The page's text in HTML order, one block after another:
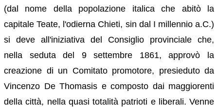
(dal nome della popolazione italica che abitò la
capitale Teate, l'odierna Chieti, sin dal I millennio a.C.)
si deve all'iniziativa del Consiglio provinciale che,
nella seduta del 9 settembre 1861, approvò la
creazione di un Comitato promotore, presieduto da
Vincenzo De Thomasis e composto dai maggiorenti
della città, nella quasi totalità patrioti e liberali. Venne